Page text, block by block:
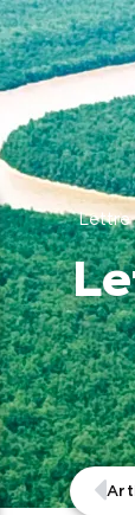
Lettre